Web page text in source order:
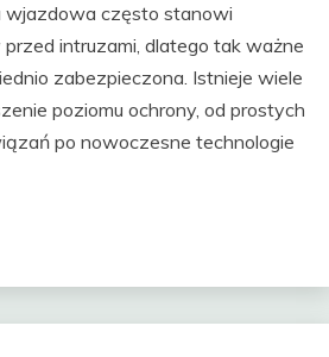
wjazdowa często stanowi
intruzami, dlatego tak ważne
zabezpieczona. Istnieje wiele
poziomu ochrony, od prostych
po nowoczesne technologie